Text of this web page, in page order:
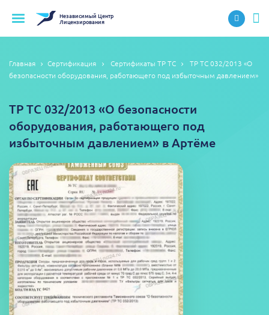
НезависимыйЦентр
Лицензирования
Главная Сертификация Сертификаты ТР ТС
ТР ТС 032/2013 «О
безопасности оборудования, работающего под избыточным давлением»
ТР ТС 032/2013 «О безопасности
оборудования, работающего под
избыточным давлением» в Артёме